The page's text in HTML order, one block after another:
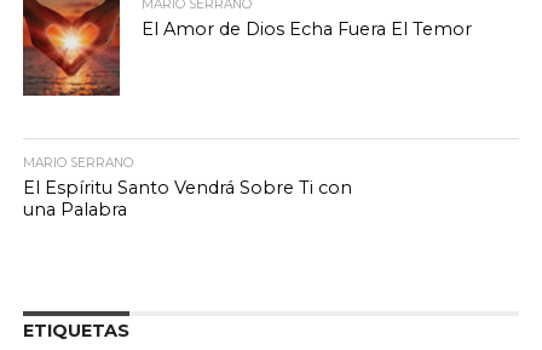
MARIO SERRANO
El Amor de Dios Echa Fuera El Temor
MARIO SERRANO
El Espíritu Santo Vendrá Sobre Ti con
una Palabra
ETIQUETAS